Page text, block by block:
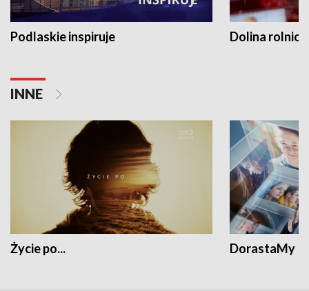
Podlaskie inspiruje Dolina
INNE
Życie po... DorastaMy